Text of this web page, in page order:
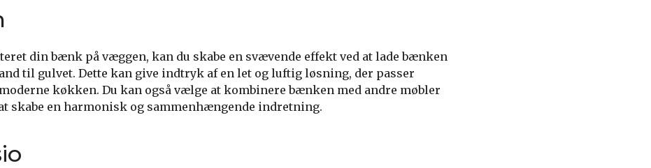
din bænk på væggen, kan du skabe en svævende effekt ved at lade bænken
til gulvet. Dette kan give indtryk af en let og luftig løsning, der passer
køkken. Du kan også vælge at kombinere bænken med andre møbler
skabe en harmonisk og sammenhængende indretning.